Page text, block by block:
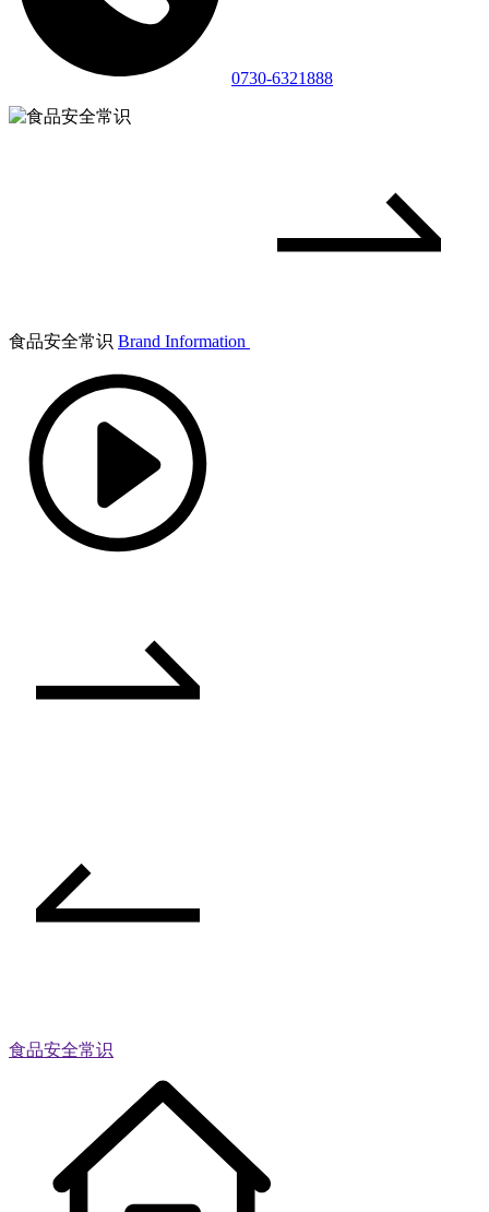
0730-6321888
食品安全常识 Brand Information
食品安全常识